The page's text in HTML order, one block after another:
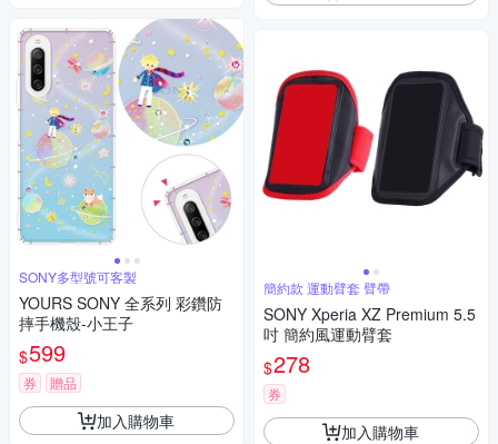
SONY多型號可客製
YOURS SONY 全系列 彩鑽防
摔手機殼-小王子
$599
券 贈品
加入購物車
簡約款 運動臂套 臂帶
SONY Xperia XZ Premium 5.5
吋 簡約風運動臂套
$278
券
加入購物車